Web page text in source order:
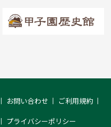
お問い合わせ ご利用規約
プライバシーポリシー